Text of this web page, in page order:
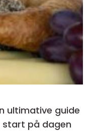
ultimative guide
på dagen